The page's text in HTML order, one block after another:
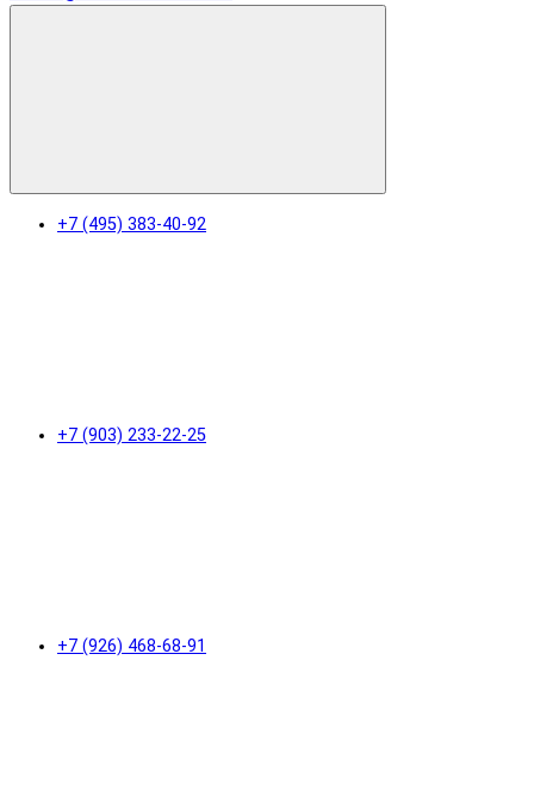
+7 (495) 383-40-92
+7 (903) 233-22-25
+7 (926) 468-68-91